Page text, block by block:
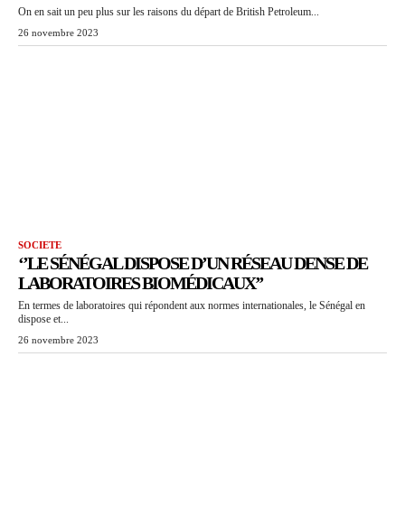
On en sait un peu plus sur les raisons du départ de British Petroleum...
26 novembre 2023
SOCIETE
‘’LE SÉNÉGAL DISPOSE D’UN RÉSEAU DENSE DE
LABORATOIRES BIOMÉDICAUX’’
En termes de laboratoires qui répondent aux normes internationales, le Sénégal en
dispose et...
26 novembre 2023